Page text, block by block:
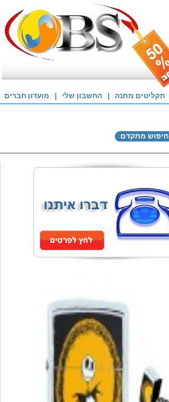
תקליטים מתנה החשבון שלי מועדון חברים
חיפוש מתקדם